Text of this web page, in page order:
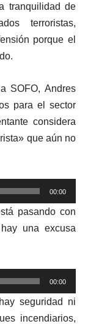
tranquilidad de
terroristas,
porque el
SOFO, Andres
para el sector
considera
que aún no
00:00
pasando con
una excusa
00:00
seguridad ni
incendiarios,